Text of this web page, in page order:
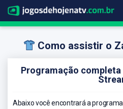
Como assistir o
Programação completa
Abaixo você encontrará a